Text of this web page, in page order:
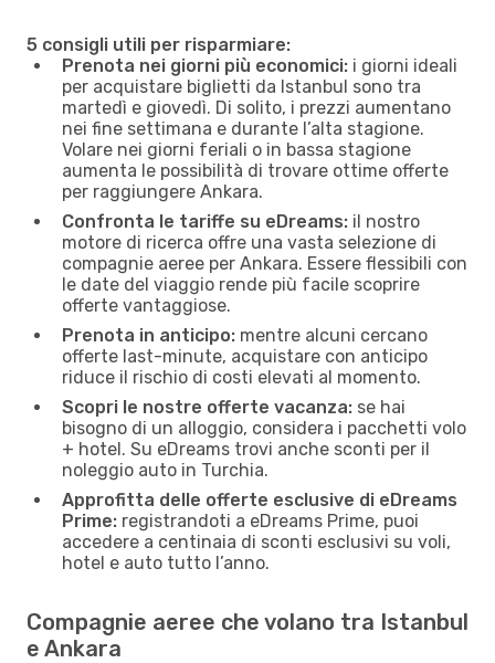
5 consigli utili per risparmiare:
Prenota nei giorni più economici: i giorni ideali
per acquistare biglietti da Istanbul sono tra
martedì e giovedì. Di solito, i prezzi aumentano
nei fine settimana e durante l’alta stagione.
Volare nei giorni feriali o in bassa stagione
aumenta le possibilità di trovare ottime offerte
per raggiungere Ankara.
Confronta le tariffe su eDreams: il nostro
motore di ricerca offre una vasta selezione di
compagnie aeree per Ankara. Essere flessibili con
le date del viaggio rende più facile scoprire
offerte vantaggiose.
Prenota in anticipo: mentre alcuni cercano
offerte last-minute, acquistare con anticipo
riduce il rischio di costi elevati al momento.
Scopri le nostre offerte vacanza: se hai
bisogno di un alloggio, considera i pacchetti volo
+ hotel. Su eDreams trovi anche sconti per il
noleggio auto in Turchia.
Approfitta delle offerte esclusive di eDreams
Prime: registrandoti a eDreams Prime, puoi
accedere a centinaia di sconti esclusivi su voli,
hotel e auto tutto l’anno.
Compagnie aeree che volano tra Istanbul
e Ankara